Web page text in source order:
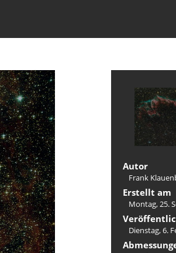
Autor
Frank
Erstellt am
Montag, 25.
Dienstag, 6.